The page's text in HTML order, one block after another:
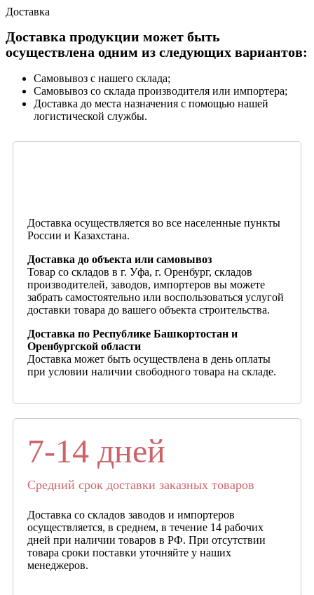
Доставка
Доставка продукции может быть
осуществлена одним из следующих вариантов:
Самовывоз с нашего склада;
Самовывоз со склада производителя или импортера;
Доставка до места назначения с помощью нашей
логистической службы.
Доставка осуществляется во все населенные пункты
России и Казахстана.
Доставка до объекта или самовывоз
Товар со складов в г. Уфа, г. Оренбург, складов
производителей, заводов, импортеров вы можете
забрать самостоятельно или воспользоваться услугой
доставки товара до вашего объекта строительства.
Доставка по Республике Башкортостан и
Оренбургской области
Доставка может быть осуществлена в день оплаты
при условии наличии свободного товара на складе.
7-14 дней
Средний срок доставки заказных товаров
Доставка со складов заводов и импортеров
осуществляется, в среднем, в течение 14 рабочих
дней при наличии товаров в РФ. При отсутствии
товара сроки поставки уточняйте у наших
менеджеров.